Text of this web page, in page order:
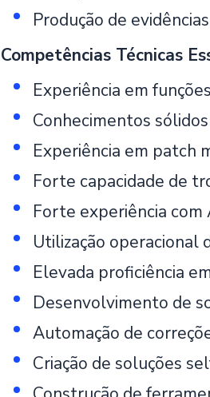
Produção de
Competências Técnicas
Experiência em
Conhecimentos
Experiência em patch
Forte capacidade de
Forte experiência com
Utilização operacional
Elevada proficiência
Desenvolvimento de
Automação de
Criação de soluções